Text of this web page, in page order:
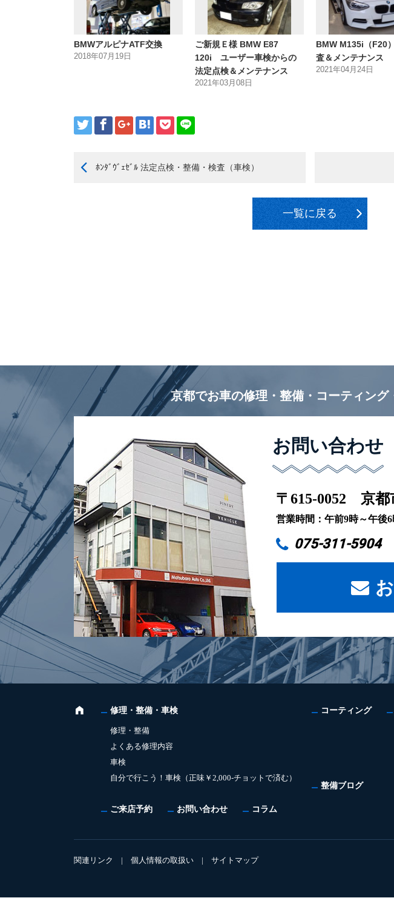
BMWアルピナATF交換
2018年07月19日
ご新規Ｅ様 BMW E87
120i ユーザー車検からの
法定点検＆メンテナンス
2021年03月08日
BMW M135i（F20
査＆メンテナンス
2021年04月24日
ﾎﾝﾀﾞｳﾞｪｾﾞﾙ 法定点検・整備・検査（車検）
一覧に戻る
京都でお車の修理・整備・コーティング
お問い合わせ
〒615-0052 京都
営業時間：午前9時～午
075-311-5904
修理・整備・車検
修理・整備
よくある修理内容
車検
自分で行こう！車検（正味￥2,000-チョットで済む）
コーティング
整備ブログ
ご来店予約 お問い合わせ コラム
関連リンク | 個人情報の取扱い | サイトマップ